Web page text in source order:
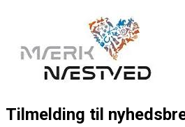
Tilmelding til